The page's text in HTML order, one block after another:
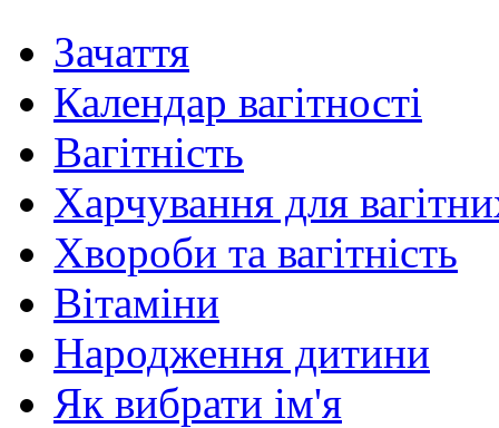
Зачаття
Календар вагітності
Вагітність
Харчування для
Хвороби та вагітність
Вітаміни
Народження дитини
Як вибрати ім'я